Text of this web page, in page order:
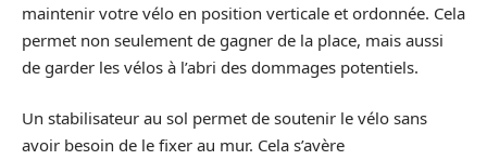
maintenir votre vélo en position verticale et ordonnée. Cela
permet non seulement de gagner de la place, mais aussi
de garder les vélos à l’abri des dommages potentiels.
Un stabilisateur au sol permet de soutenir le vélo sans
avoir besoin de le fixer au mur. Cela s’avère